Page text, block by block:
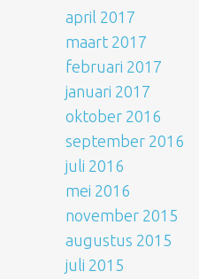
april 2017
maart 2017
februari 2017
januari 2017
oktober 2016
september 2016
juli 2016
mei 2016
november 2015
augustus 2015
juli 2015